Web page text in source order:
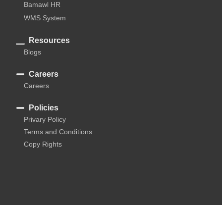
Bamawl HR
WMS System
Resources
Blogs
Careers
Careers
Policies
Privary Policy
Terms and Conditions
Copy Rights